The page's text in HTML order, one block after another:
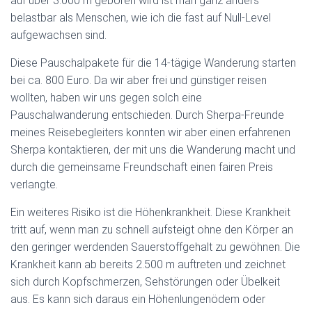
belastbar als Menschen, wie ich die fast auf Null-Level
aufgewachsen sind.
Diese Pauschalpakete für die 14-tägige Wanderung starten
bei ca. 800 Euro. Da wir aber frei und günstiger reisen
wollten, haben wir uns gegen solch eine
Pauschalwanderung entschieden. Durch Sherpa-Freunde
meines Reisebegleiters konnten wir aber einen erfahrenen
Sherpa kontaktieren, der mit uns die Wanderung macht und
durch die gemeinsame Freundschaft einen fairen Preis
verlangte.
Ein weiteres Risiko ist die Höhenkrankheit. Diese Krankheit
tritt auf, wenn man zu schnell aufsteigt ohne den Körper an
den geringer werdenden Sauerstoffgehalt zu gewöhnen. Die
Krankheit kann ab bereits 2.500 m auftreten und zeichnet
sich durch Kopfschmerzen, Sehstörungen oder Übelkeit
aus. Es kann sich daraus ein Höhenlungenödem oder